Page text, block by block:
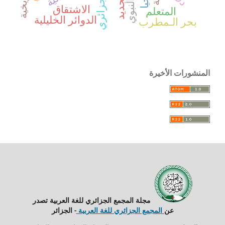
المتعلم الاشتقاق
بحر الـمطرب الدوائر الخليلية
المنشورات الأخيرة
مجلة المجمع الجزائري للغة العربية تصدر
عن المجمع الجزائري للغة العربية- الجزائر